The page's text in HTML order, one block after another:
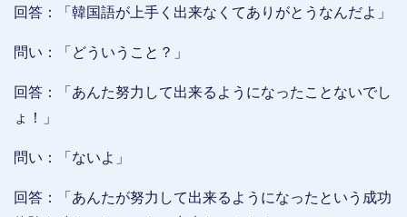
回答：「韓国語が上手く出来なくてありがとうなんだよ」
問い：「どういうこと？」
回答：「あんた努力して出来るようになったことないでし
ょ！」
問い：「ないよ」
回答：「あんたが努力して出来るようになったという成功